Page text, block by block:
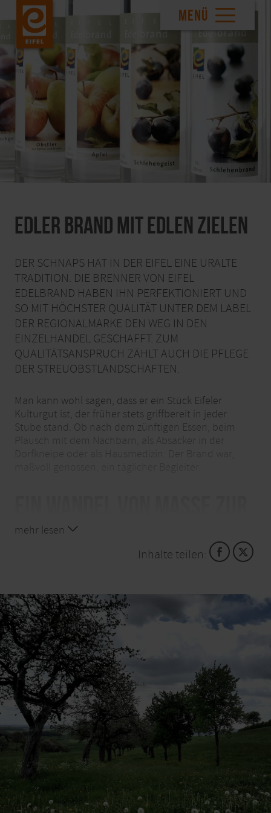
MENÜ
Edler Brand mit edlen Zielen
DER SCHNAPS HAT IN DER EIFEL EINE URALTE
TRADITION. DIE BRENNER VON EIFEL
EDELBRAND HABEN IHN PERFEKTIONIERT UND
SO MIT HÖCHSTER QUALITÄT UNTER DEM LABEL
DER REGIONALMARKE DEN WEG IN DEN
EINZELHANDEL GESCHAFFT. ZUM
QUALITÄTSANSPRUCH ZÄHLT AUCH DIE PFLEGE
DER STREUOBSTLANDSCHAFTEN.
Man kann wohl sagen, dass er ein Stück Eifeler
Kulturgut ist, der früher stets griffbereit in jeder
Stube stand. Ob nach dem zünftigen Essen, beim
Plausch mit dem Nachbarn, als Absacker in der
Klasse
Noch vor wenigen Jahrzehnten gab es in fast jedem
Obstbaumbesitzer brannte. Der beste Teil der Ernte
wurde zu eigenen Obstschnäpsen gebrannt. Für den
Großteil der Erzeugung sicherte der Staat als
Abnehmer über das Brandweinmonopol einen
auskömmlichen Preis. Durch den Wegfall dieses
Rechtes mit den garantierten Abnahmen wurde das
Brennen für viele nicht mehr lohnend, sie schlossen
ihre Brennereien. Die Verbliebenen setzen seither
verstärkt auf Qualität.
Im Familienverbund
geerntet,
in Erzeugergemeinschaft
mehr lesen
Inhalte teilen: